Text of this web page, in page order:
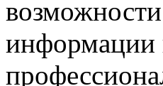
информации